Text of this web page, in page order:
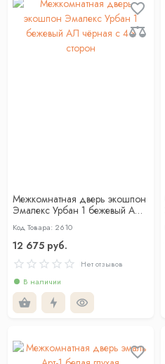
Межкомнатная дверь экошпон
Эмалекс Урбан 1 бежевый АЛ
чёрная с 4-х сторон
Код Товара: 2610
12 675 руб.
Нет отзывов
В наличии